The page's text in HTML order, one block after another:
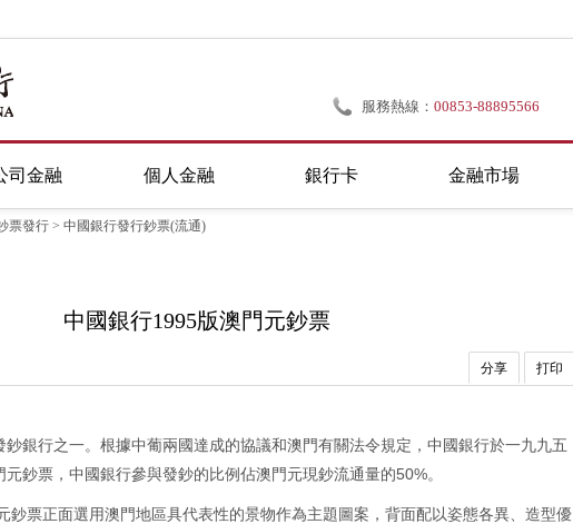
服務熱線： 00853-88895566
司金融 個人金融 銀行卡 金融市場
票發行 > 中國銀行發行鈔票(流通)
中國銀行1995版澳門元鈔票
分享 打印
鈔銀行之一。根據中葡兩國達成的協議和澳門有關法令規定，中國銀行於一九九五
鈔票，中國銀行參與發鈔的比例佔澳門元現鈔流通量的50%。
鈔票正面選用澳門地區具代表性的景物作為主題圖案，背面配以姿態各異、造型優